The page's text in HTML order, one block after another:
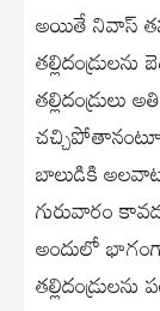
అయితే నివాస్
బాలుడికి
గురువారం
అందులో